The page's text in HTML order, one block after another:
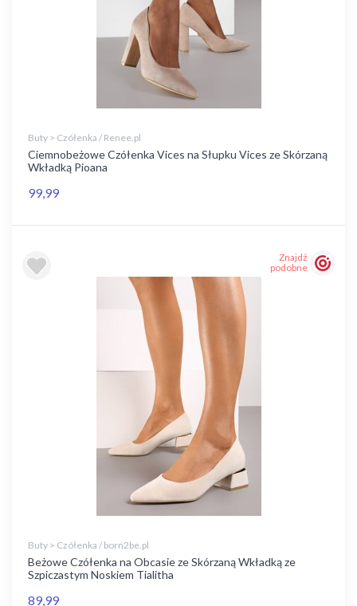
Buty > Czółenka / Renee.pl
Ciemnobeżowe Czółenka Vices na Słupku Vices ze Skórzaną
Wkładką Pioana
99,99
Znajdź
podobne
Buty > Czółenka / born2be.pl
Beżowe Czółenka na Obcasie ze Skórzaną Wkładką ze
Szpiczastym Noskiem Tialitha
89,99